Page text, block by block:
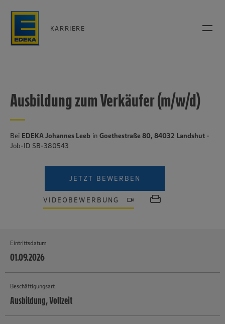
KARRIERE
Ausbildung zum Verkäufer (m/w/d)
Bei EDEKA Johannes Leeb in Goethestraße 80, 84032 Landshut -
Job-ID SB-380543
JETZT BEWERBEN
VIDEOBEWERBUNG
Eintrittsdatum
01.09.2026
Beschäftigungsart
Ausbildung, Vollzeit